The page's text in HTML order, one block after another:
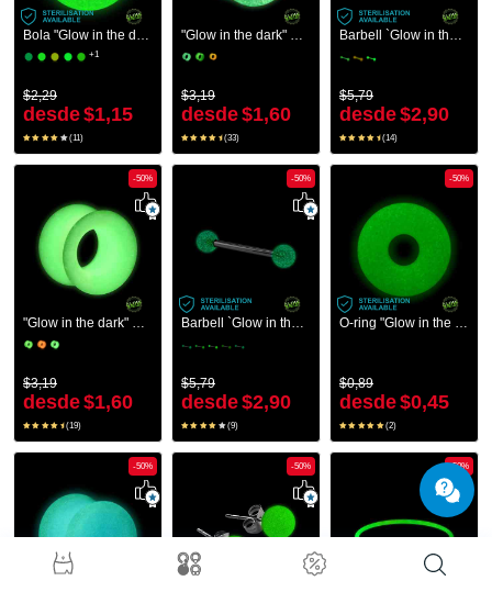
Bola "Glow in the dark" para barras com rosca (acrílico, várias cores)
+1
$2,29
desde$1,15
(11)
"Glow in the dark" double flared tunnel (silicone, várias cores)
$3,19
desde$1,60
(33)
Barbell `Glow in the dark`
$5,79
desde$2,90
(14)
-50%
$3,19
desde$1,60
(19)
-50%
$5,79
desde$2,90
(9)
-50%
$0,89
desde$0,45
(2)
-50% -50% -50%